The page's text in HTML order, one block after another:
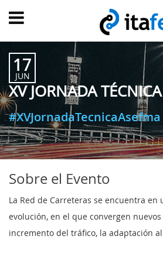
Main
INICIO
EVOLUCIÓN
EVENTOS
WATCH
NOW
TRANSFORMACIÓN
17
JUN
XV JORNADA
#XVJornadaTecnicaAsefma
Sobre el Evento
La Red de Carreteras se encuentra en
evolución, en el que convergen
incremento del tráfico, la adaptación